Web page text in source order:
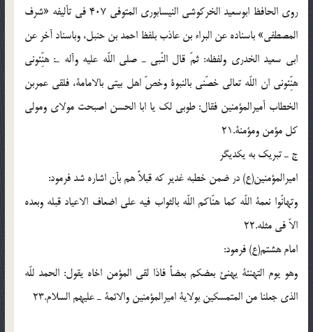
روى الحافظ ابوسعيد الخركوشى النيسابورى المتوفى 407 فى تأليفه «شرف
المصطفى» باسناده عن البراء بن عاذب بلفظ احمد بن حنبل، وباسناد آخر عن
ابى سعيد الخدرى ولفظه: ثمّ قال النّبى ـ صلى اللّه عليه وآله ـ: هنِّئونى
هنِّئونى ان اللّه تعالى خصّنى بالنبوة وخصّ اهل بيتى بالامامة، فلقى عمربن
الخطاب أميرالمؤمنين فقال: طوبى لك يا ابا الحسن اصبحت مولاى ومولى
كل مؤمن ومؤمنة.21
ج ـ تبريك به يكديگر
اميرالمؤمنين(ع) در ضمن خطبه غدير كه قبلاً هم بآن اشاره شد فرمود:
وتهانّوا نعمة اللّه كما هنّاكم اللّه بالثواب فيه على اضعاف الاعياد قبله وبعده
الاّ فى مثله.22
امام هشتم(ع) فرمود:
وهو يوم التهنئة يهنئ بعضكم بعضاً فاذا لقى المؤمن اخاه يقول: الحمد للّه
الذى جعلنا من المتمسكين بولاية اميرالمؤمنين والائمة ـ عليهم السلام.23